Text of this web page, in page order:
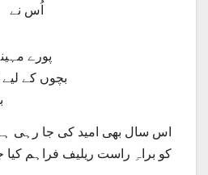
اُس نے
پورے
بچوں کے
اس سال بھی امید کی جا رہی
کو براہِ راست ریلیف فراہم کیا